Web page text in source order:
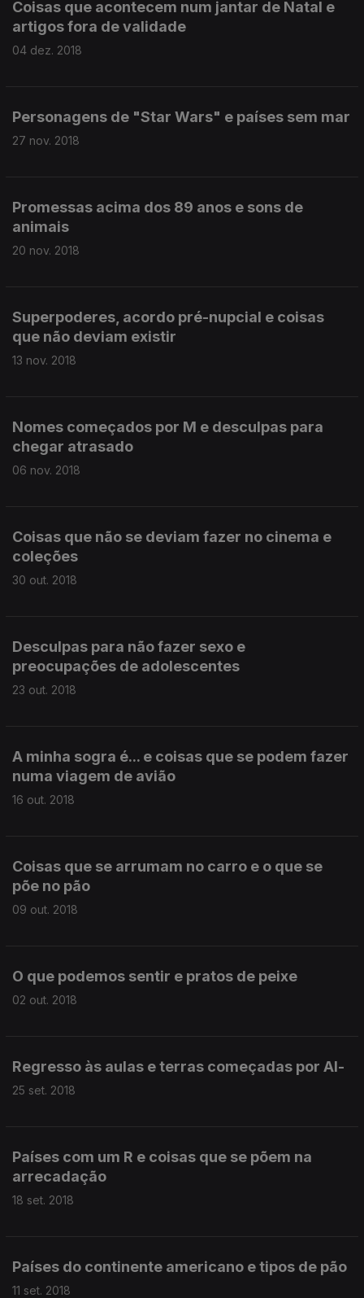
Coisas que acontecem num jantar de Natal e
artigos fora de validade
04 dez. 2018
Personagens de "Star Wars" e países sem mar
27 nov. 2018
Promessas acima dos 89 anos e sons de
animais
20 nov. 2018
Superpoderes, acordo pré-nupcial e coisas
que não deviam existir
13 nov. 2018
Nomes começados por M e desculpas para
chegar atrasado
06 nov. 2018
Coisas que não se deviam fazer no cinema e
coleções
30 out. 2018
Desculpas para não fazer sexo e
preocupações de adolescentes
23 out. 2018
A minha sogra é... e coisas que se podem fazer
numa viagem de avião
16 out. 2018
Coisas que se arrumam no carro e o que se
põe no pão
09 out. 2018
O que podemos sentir e pratos de peixe
02 out. 2018
Regresso às aulas e terras começadas por Al-
25 set. 2018
Países com um R e coisas que se põem na
arrecadação
18 set. 2018
Países do continente americano e tipos de pão
11 set. 2018